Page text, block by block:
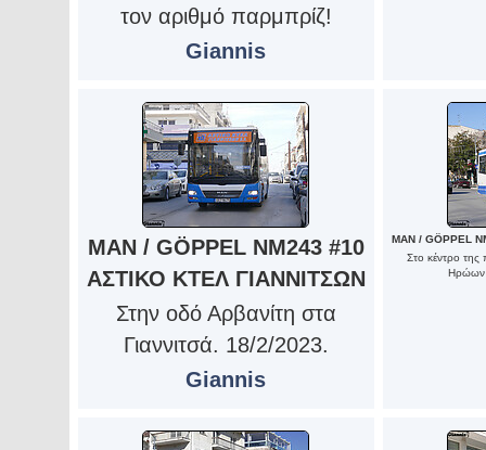
τον αριθμό παρμπρίζ!
Giannis
MAN / GÖPPEL NM243 #10
ΑΣΤΙΚΟ ΚΤΕΛ ΓΙΑΝΝΙΤΣΩΝ
Στην οδό Αρβανίτη στα
Γιαννιτσά. 18/2/2023.
Giannis
MAN / GÖPPEL
Στο κέντρο της
Ηρώων